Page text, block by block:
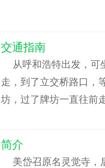
交通指南
从呼和浩特出发，可
走，到了立交桥路口，
坊，过了牌坊一直往前
简介
美岱召原名灵觉寺，